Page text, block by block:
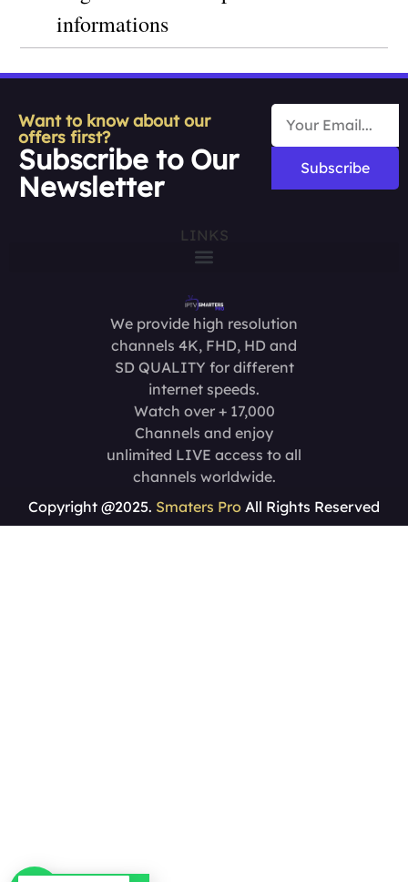
informations
Want to know about our
offers first?
Subscribe to Our
Newsletter
Subscribe
LINKS
We provide high resolution
channels 4K, FHD, HD and
SD QUALITY for different
internet speeds.
Watch over + 17,000
Channels and enjoy
unlimited LIVE access to all
channels worldwide.
Copyright @2025. Smaters Pro All Rights Reserved